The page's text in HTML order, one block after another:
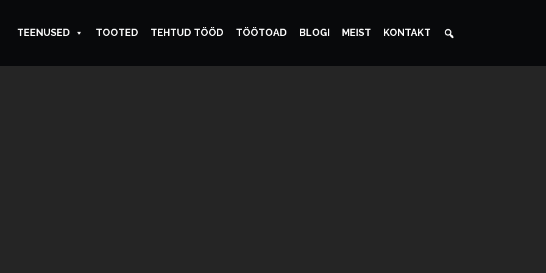
TEENUSED TOOTED TEHTUD TÖÖD TÖÖTOAD BLOGI MEIST KONTAKT